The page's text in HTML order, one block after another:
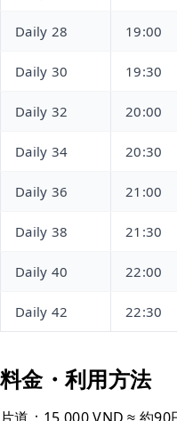
Daily 28 19:00
Daily 30 19:30
Daily 32 20:00
Daily 34 20:30
Daily 36 21:00
Daily 38 21:30
Daily 40 22:00
Daily 42 22:30
料金・利用方法